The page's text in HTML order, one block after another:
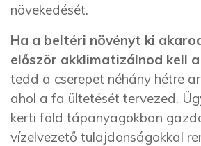
növekedését.
Ha a beltéri növényt ki
először akklimatizálnod kell
tedd a cserepet néhány hétre
ahol a fa ültetését tervezed.
kerti föld tápanyagokban
vízelvezető tulajdonságokkal